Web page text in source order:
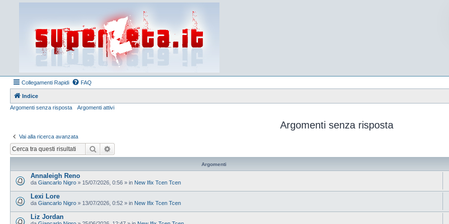
Collegamenti Rapidi FAQ
Indice
Argomenti senza risposta
Argomenti attivi
Argomenti senza risposta
Vai alla ricerca avanzata
Cerca
Argomenti
Annaleigh Reno
da Giancarlo Nigro » 15/07/2026, 0:56 » in New Ifix Tcen Tcen
Lexi Lore
da Giancarlo Nigro » 13/07/2026, 0:52 » in New Ifix Tcen Tcen
Liz Jordan